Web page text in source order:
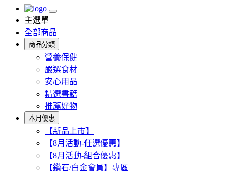
主選單
全部商品
商品分類
營養保健
嚴選食材
安心用品
精選書籍
推薦好物
本月優惠
【新品上市】
【8月活動-任選優惠】
【8月活動-組合優惠】
【鑽石/白金會員】專區